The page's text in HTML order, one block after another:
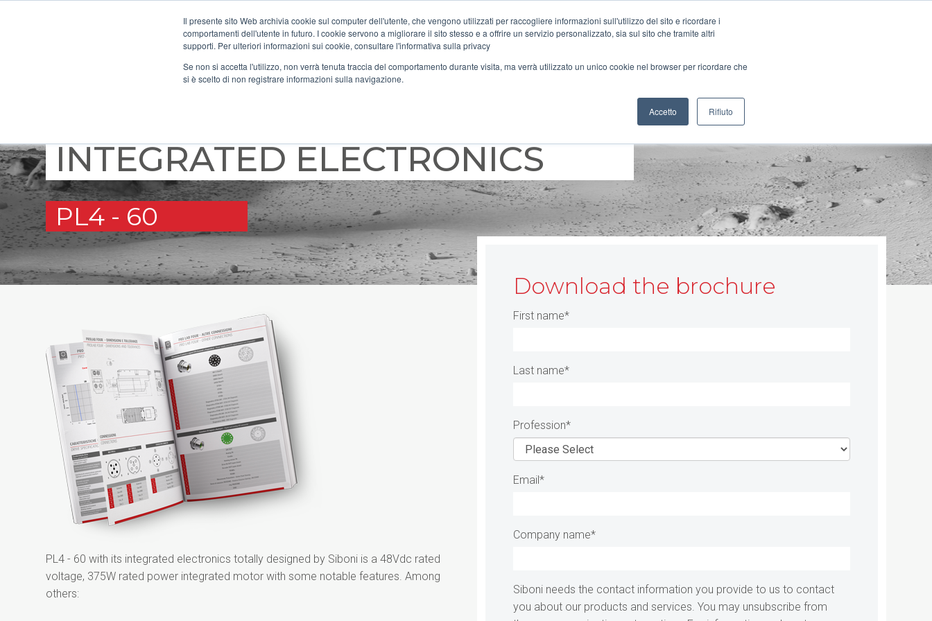
Il presente sito Web archivia cookie sul computer dell'utente, che vengono utilizzati per raccogliere informazioni sull'utilizzo del sito e ricordare i
comportamenti dell'utente in futuro. I cookie servono a migliorare il sito stesso e a offrire un servizio personalizzato, sia sul sito che tramite altri
supporti. Per ulteriori informazioni sui cookie, consultare l'informativa sulla privacy
Se non si accetta l'utilizzo, non verrà tenuta traccia del comportamento durante visita, ma verrà utilizzato un unico cookie nel browser per ricordare che
si è scelto di non registrare informazioni sulla navigazione.
Accetto Rifiuto
INTEGRATED ELECTRONICS
PL4 - 60
PL4 - 60 with its integrated electronics totally designed by Siboni is a 48Vdc rated
voltage, 375W rated power integrated motor with some notable features. Among
others:
Download the brochure
First name*
Last name*
Profession*
Email*
Company name*
Siboni needs the contact information you provide to us to contact
you about our products and services. You may unsubscribe from